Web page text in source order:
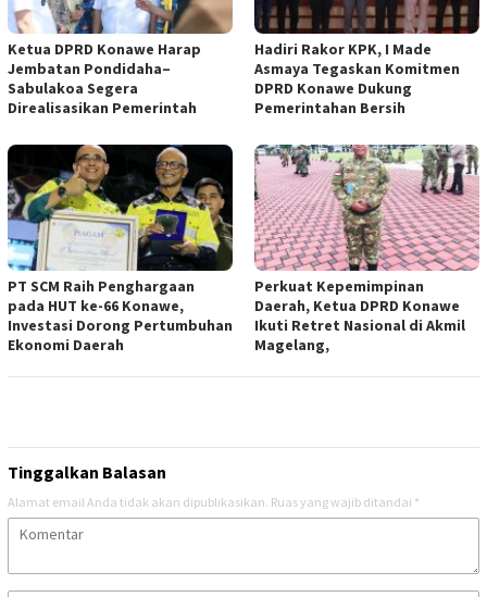
Ketua DPRD Konawe Harap
Jembatan Pondidaha–
Sabulakoa Segera
Direalisasikan Pemerintah
Hadiri Rakor KPK, I Made
Asmaya Tegaskan Komitmen
DPRD Konawe Dukung
Pemerintahan Bersih
PT SCM Raih Penghargaan
pada HUT ke-66 Konawe,
Investasi Dorong Pertumbuhan
Ekonomi Daerah
Perkuat Kepemimpinan
Daerah, Ketua DPRD Konawe
Ikuti Retret Nasional di Akmil
Magelang,
Tinggalkan Balasan
Alamat email Anda tidak akan dipublikasikan. Ruas yang wajib ditandai *